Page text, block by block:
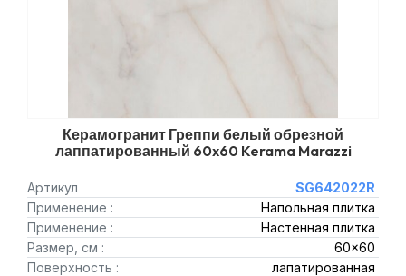
Керамогранит Греппи белый обрезной
лаппатированный 60x60 Kerama Marazzi
Артикул
SG642022R
Применение :
Напольная плитка
Применение :
Настенная плитка
Размер, см :
60x60
Поверхность :
лапатированная